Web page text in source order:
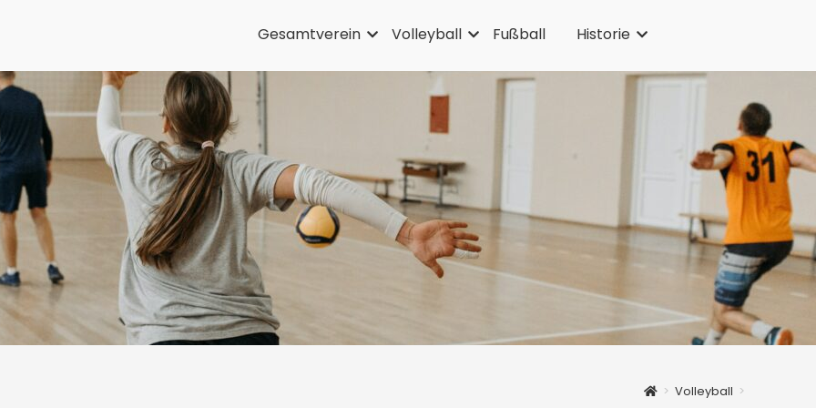
Gesamtverein Volleyball Fußball Historie
> Volleyball >